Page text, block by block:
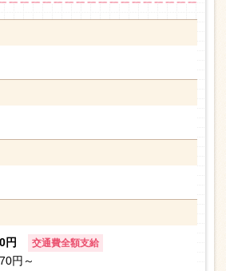
円 交通費全額支給
円～